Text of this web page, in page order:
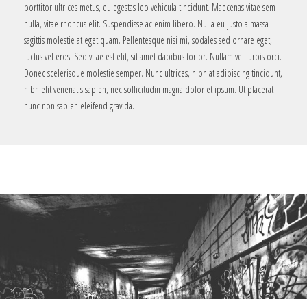
porttitor ultrices metus, eu egestas leo vehicula tincidunt. Maecenas vitae sem
nulla, vitae rhoncus elit. Suspendisse ac enim libero. Nulla eu justo a massa
sagittis molestie at eget quam. Pellentesque nisi mi, sodales sed ornare eget,
luctus vel eros. Sed vitae est elit, sit amet dapibus tortor. Nullam vel turpis orci.
Donec scelerisque molestie semper. Nunc ultrices, nibh at adipiscing tincidunt,
nibh elit venenatis sapien, nec sollicitudin magna dolor et ipsum. Ut placerat
nunc non sapien eleifend gravida.